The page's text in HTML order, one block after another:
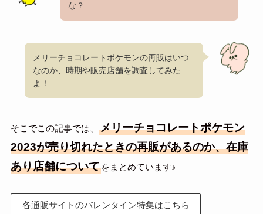
な？
メリーチョコレートポケモンの再販はいつ
なのか、時期や販売店舗を調査してみた
よ！
そこでこの記事では、
メリーチョコレートポケモン
2023が売り切れたときの再販があるのか、在庫
あり店舗についてをまとめています♪
各通販サイトのバレンタイン特集はこちら